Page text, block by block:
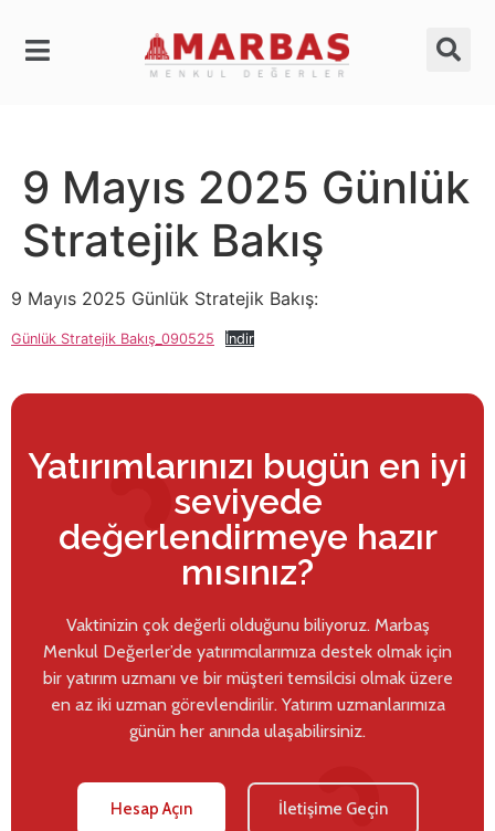
9 Mayıs 2025 Günlük
Stratejik Bakış
9 Mayıs 2025 Günlük Stratejik Bakış:
Günlük Stratejik Bakış_090525 İndir
Yatırımlarınızı bugün en iyi
seviyede
değerlendirmeye hazır
mısınız?
Vaktinizin çok değerli olduğunu biliyoruz. Marbaş
Menkul Değerler’de yatırımcılarımıza destek olmak için
bir yatırım uzmanı ve bir müşteri temsilcisi olmak üzere
en az iki uzman görevlendirilir. Yatırım uzmanlarımıza
günün her anında ulaşabilirsiniz.
Hesap Açın İletişime Geçin